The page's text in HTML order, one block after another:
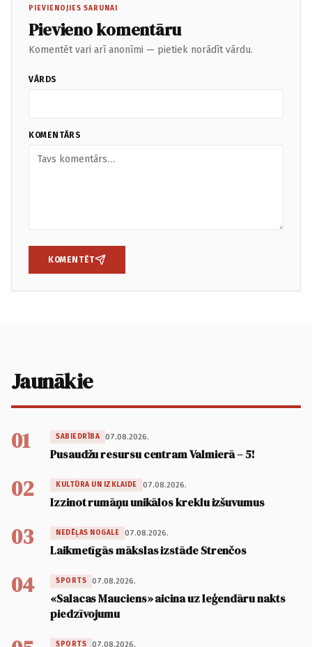
PIEVIENOJIES SARUNAI
Pievieno komentāru
Komentēt vari arī anonīmi — pietiek norādīt vārdu.
VĀRDS
KOMENTĀRS
KOMENTĒT
Jaunākie
01 SABIEDRĪBA 07.08.2026.
Pusaudžu resursu centram Valmierā – 5!
02 KULTŪRA UN IZKLAIDE 07.08.2026.
Izzinot rumāņu unikālos kreklu izšuvumus
03 NEDĒĻAS NOGALE 07.08.2026.
Laikmetīgās mākslas izstāde Strenčos
04 SPORTS 07.08.2026.
«Salacas Mauciens» aicina uz leģendāru nakts
piedzīvojumu
SPORTS 07.08.2026.